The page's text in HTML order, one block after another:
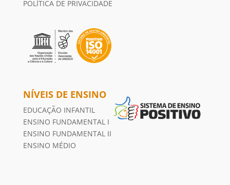
POLÍTICA DE PRIVACIDADE
NÍVEIS DE ENSINO
EDUCAÇÃO INFANTIL
ENSINO FUNDAMENTAL I
ENSINO FUNDAMENTAL II
ENSINO MÉDIO